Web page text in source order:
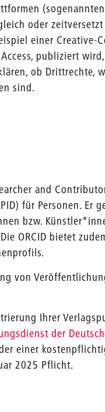
oder
einer Creative-
publiziert
ob Drittrechte,
sind.
and
für Personen. Er
bzw.
ORCID bietet
von
Ihrer
der
einer
2025 Pflicht.